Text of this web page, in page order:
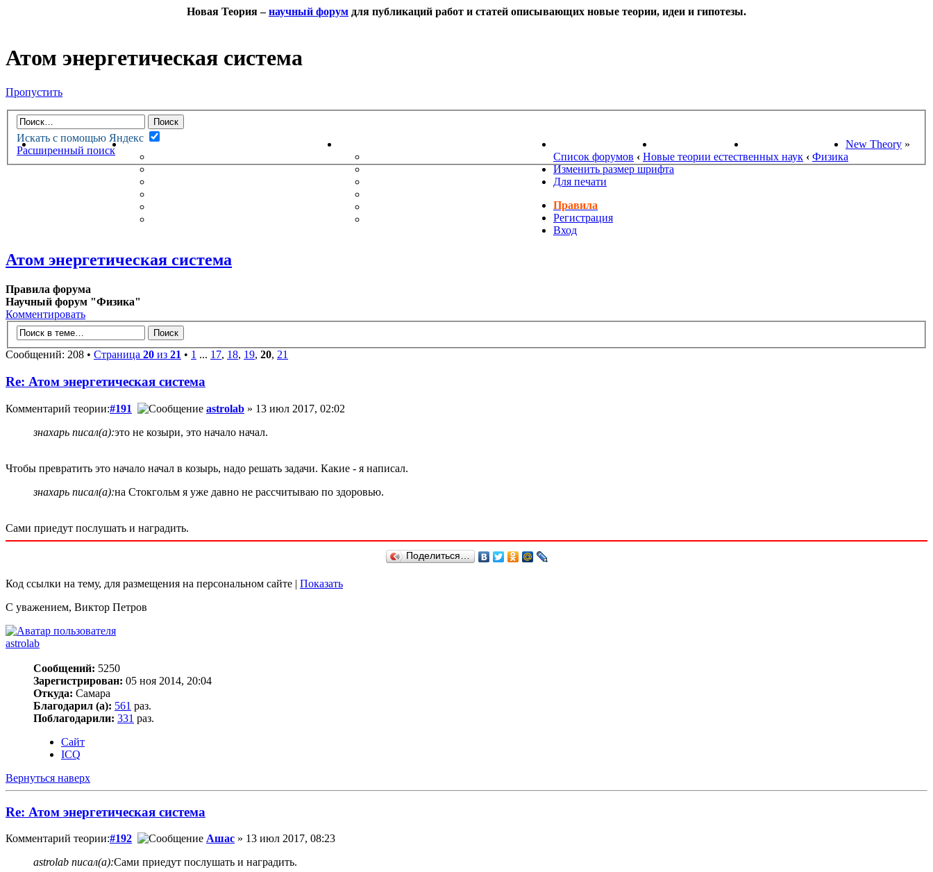
Новая Теория –научный форум для публикаций работ и статей описывающих новые теории, идеи и гипотезы.
Атом энергетическая система
Пропустить
Искать с помощью Яндекс
Расширенный поиск
НОВАЯ ТЕОРИЯФОРУМ
НЕПРОЧИТАННЫЕ СООБЩЕНИЯ
ПОЖЕЛАНИЯ
НОВОСТИ НАУКИ ПОИСК ТЕОРИЙ СТАРЫЙ ПОРТАЛ New Theory »
Список форумов ‹ Новые теории естественных наук ‹ Физика
Изменить размер шрифта
Для печати
Правила
Регистрация
Вход
Атом энергетическая система
Правила форума
Научный форум "Физика"
Комментировать
Сообщений: 208 • Страница 20 из 21 • 1 ... 17, 18, 19, 20, 21
Re: Атом энергетическая система
Комментарий теории:#191 astrolab » 13 июл 2017, 02:02
знахарь писал(а):это не козыри, это начало начал.
Чтобы превратить это начало начал в козырь, надо решать задачи. Какие - я написал.
знахарь писал(а):на Стокгольм я уже давно не рассчитываю по здоровью.
Сами приедут послушать и наградить.
Поделиться…
Код ссылки на тему, для размещения на персональном сайте | Показать
С уважением, Виктор Петров
astrolab
Сообщений: 5250
Зарегистрирован: 05 ноя 2014, 20:04
Откуда: Самара
Благодарил (а): 561 раз.
Поблагодарили: 331 раз.
Сайт
ICQ
Вернуться наверх
Re: Атом энергетическая система
Комментарий теории:#192 Ашас » 13 июл 2017, 08:23
astrolab писал(а):Сами приедут послушать и наградить.